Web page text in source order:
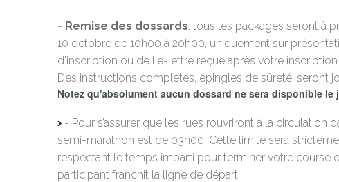
- Remise des dossards: tous les packages seront à
10 octobre de 10h00 à 20h00, uniquement sur
d'inscription ou de l'e-lettre reçue après votre
Des instructions complètes, épingles de sûreté, seront
Notez qu'absolument aucun dossard ne sera disponible
- Pour s’assurer que les rues rouvriront à la
semi-marathon est de 03h00. Cette limite sera
respectant le temps imparti pour terminer votre
participant franchit la ligne de départ.